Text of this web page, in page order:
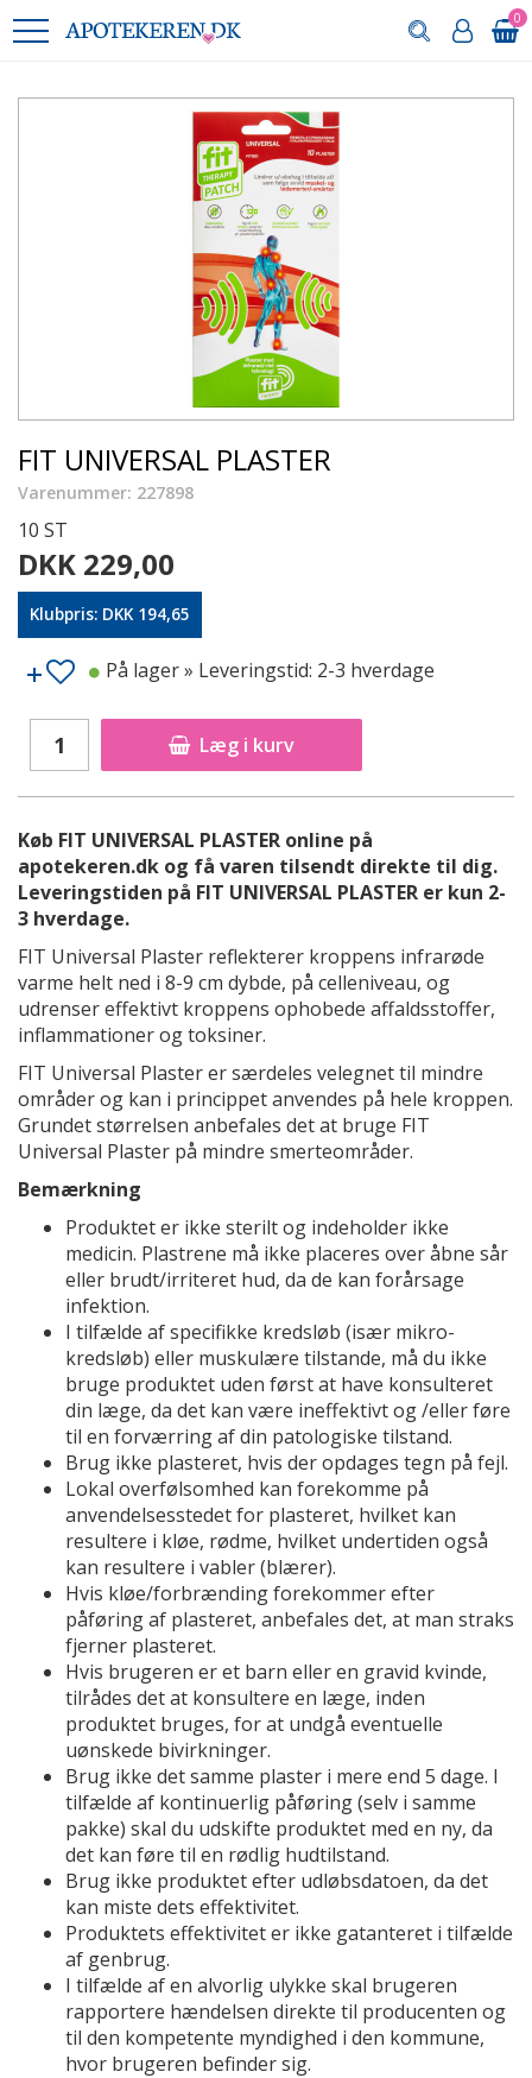
0
FIT UNIVERSAL PLASTER
Varenummer: 227898
10 ST
DKK 229,00
Klubpris: DKK 194,65
Læg i kurv
På lager» Leveringstid: 2-3 hverdage
Køb FIT UNIVERSAL PLASTER online på
apotekeren.dk og få varen tilsendt direkte til dig.
Leveringstiden på FIT UNIVERSAL PLASTER er kun 2-
3 hverdage.
FIT Universal Plaster reflekterer kroppens infrarøde
varme helt ned i 8-9 cm dybde, på celleniveau, og
udrenser effektivt kroppens ophobede affaldsstoffer,
inflammationer og toksiner.
FIT Universal Plaster er særdeles velegnet til mindre
områder og kan i princippet anvendes på hele kroppen.
Grundet størrelsen anbefales det at bruge FIT
Universal Plaster på mindre smerteområder.
Bemærkning
Produktet er ikke sterilt og indeholder ikke
medicin. Plastrene må ikke placeres over åbne sår
eller brudt/irriteret hud, da de kan forårsage
infektion.
I tilfælde af specifikke kredsløb (især mikro-
kredsløb) eller muskulære tilstande, må du ikke
bruge produktet uden først at have konsulteret
din læge, da det kan være ineffektivt og /eller føre
til en forværring af din patologiske tilstand.
Brug ikke plasteret, hvis der opdages tegn på fejl.
Lokal overfølsomhed kan forekomme på
anvendelsesstedet for plasteret, hvilket kan
resultere i kløe, rødme, hvilket undertiden også
kan resultere i vabler (blærer).
Hvis kløe/forbrænding forekommer efter
påføring af plasteret, anbefales det, at man straks
fjerner plasteret.
Hvis brugeren er et barn eller en gravid kvinde,
tilrådes det at konsultere en læge, inden
produktet bruges, for at undgå eventuelle
uønskede bivirkninger.
Brug ikke det samme plaster i mere end 5 dage. I
tilfælde af kontinuerlig påføring (selv i samme
pakke) skal du udskifte produktet med en ny, da
det kan føre til en rødlig hudtilstand.
Brug ikke produktet efter udløbsdatoen, da det
kan miste dets effektivitet.
Produktets effektivitet er ikke gatanteret i tilfælde
af genbrug.
I tilfælde af en alvorlig ulykke skal brugeren
rapportere hændelsen direkte til producenten og
til den kompetente myndighed i den kommune,
hvor brugeren befinder sig.